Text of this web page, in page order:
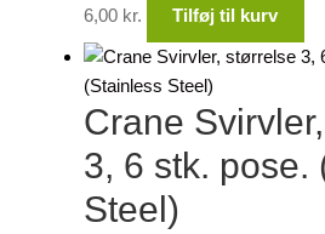
6,00 kr. Tilføj til kurv
Crane
3, 6 stk. pose.
Steel)